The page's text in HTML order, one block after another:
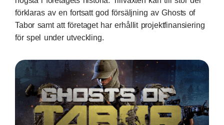
förklaras av en fortsatt god försäljning av Ghosts of
Tabor samt att företaget har erhållit projektfinansiering
för spel under utveckling.